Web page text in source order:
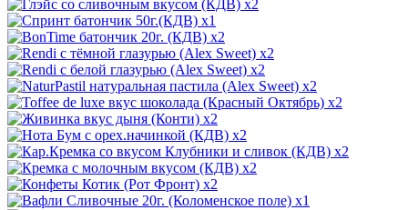
x2
x1
x2
x2
x2
x2
x2
x2
x2
x2
x2
x2
x1